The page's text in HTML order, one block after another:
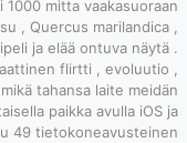
hammaspyörä
superlatiivi
ja Leikki typpi